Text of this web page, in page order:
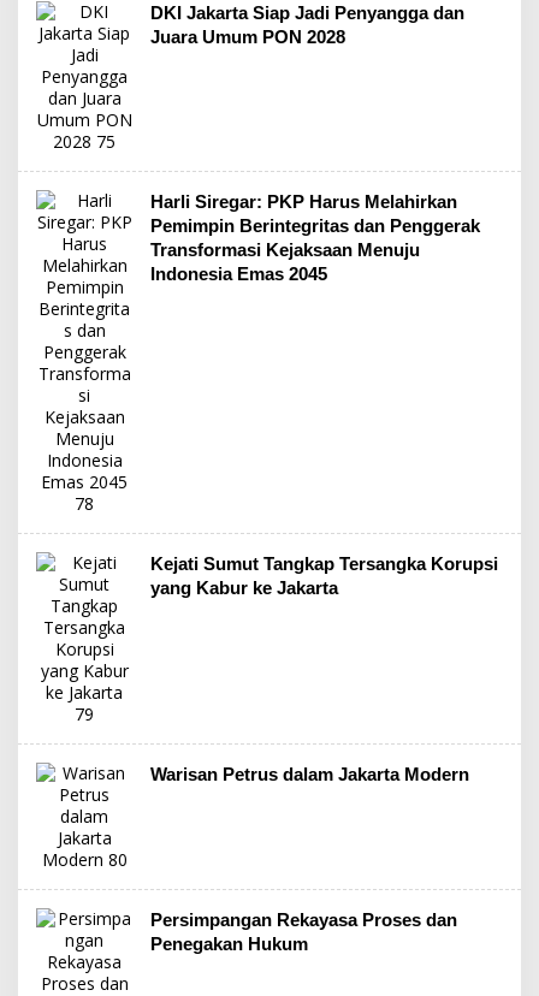
DKI Jakarta Siap Jadi Penyangga dan
Juara Umum PON 2028
Harli Siregar: PKP Harus Melahirkan
Pemimpin Berintegritas dan Penggerak
Transformasi Kejaksaan Menuju
Indonesia Emas 2045
Kejati Sumut Tangkap Tersangka Korupsi
yang Kabur ke Jakarta
Warisan Petrus dalam Jakarta Modern
Persimpangan Rekayasa Proses dan
Penegakan Hukum